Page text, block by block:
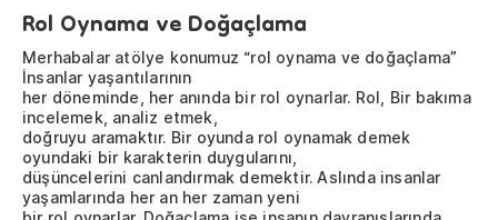
Rol Oynama ve Doğaçlama
Merhabalar atölye konumuz “rol oynama ve doğaçlama”
İnsanlar yaşantılarının
her döneminde, her anında bir rol oynarlar. Rol, Bir bakıma
incelemek, analiz etmek,
doğruyu aramaktır. Bir oyunda rol oynamak demek
oyundaki bir karakterin duygularını,
düşüncelerini canlandırmak demektir. Aslında insanlar
yaşamlarında her an her zaman yeni